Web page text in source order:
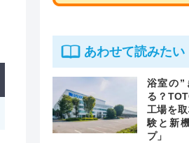
あわせて読みたい
浴室の”
る？
工場を
験と新
プ」